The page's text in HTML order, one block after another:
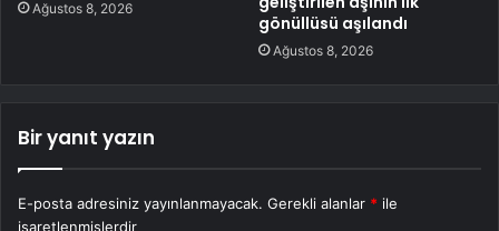
Ağustos 8, 2026
gönüllüsü aşılandı
Ağustos 8, 2026
Bir yanıt yazın
E-posta adresiniz yayınlanmayacak. Gerekli alanlar * ile
işaretlenmişlerdir